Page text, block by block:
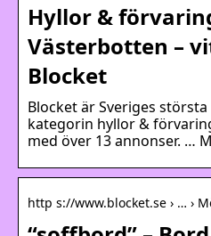
Hyllor &
Västerbotten –
Blocket
Blocket är Sveriges
kategorin hyllor &
med över 13 annonser. …
http s://www.blocket.se › … ›